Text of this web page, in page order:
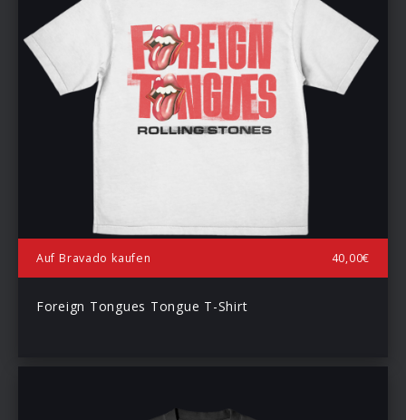
Auf Bravado kaufen 40,00€
Foreign Tongues Tongue T-Shirt